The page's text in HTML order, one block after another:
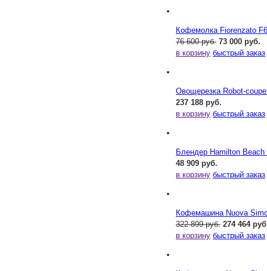
Кофемолка Fiorenzato
76 600 руб. 73 000 руб.
в корзину быстрый заказ
Овощерезка Robot-
237 188 руб.
в корзину быстрый заказ
Блендер Hamilton Beach
48 909 руб.
в корзину быстрый заказ
Кофемашина Nuova
322 899 руб. 274 464
в корзину быстрый заказ